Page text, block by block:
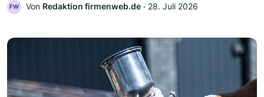
FW Von Redaktion firmenweb.de ‧ 28. Juli 2026